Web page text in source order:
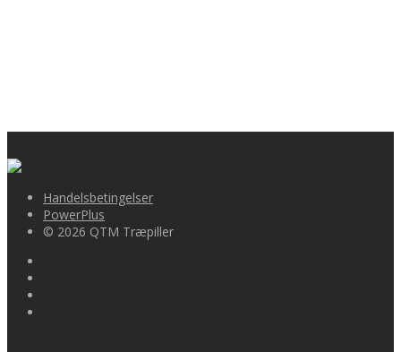
Handelsbetingelser
PowerPlus
© 2026 QTM Træpiller